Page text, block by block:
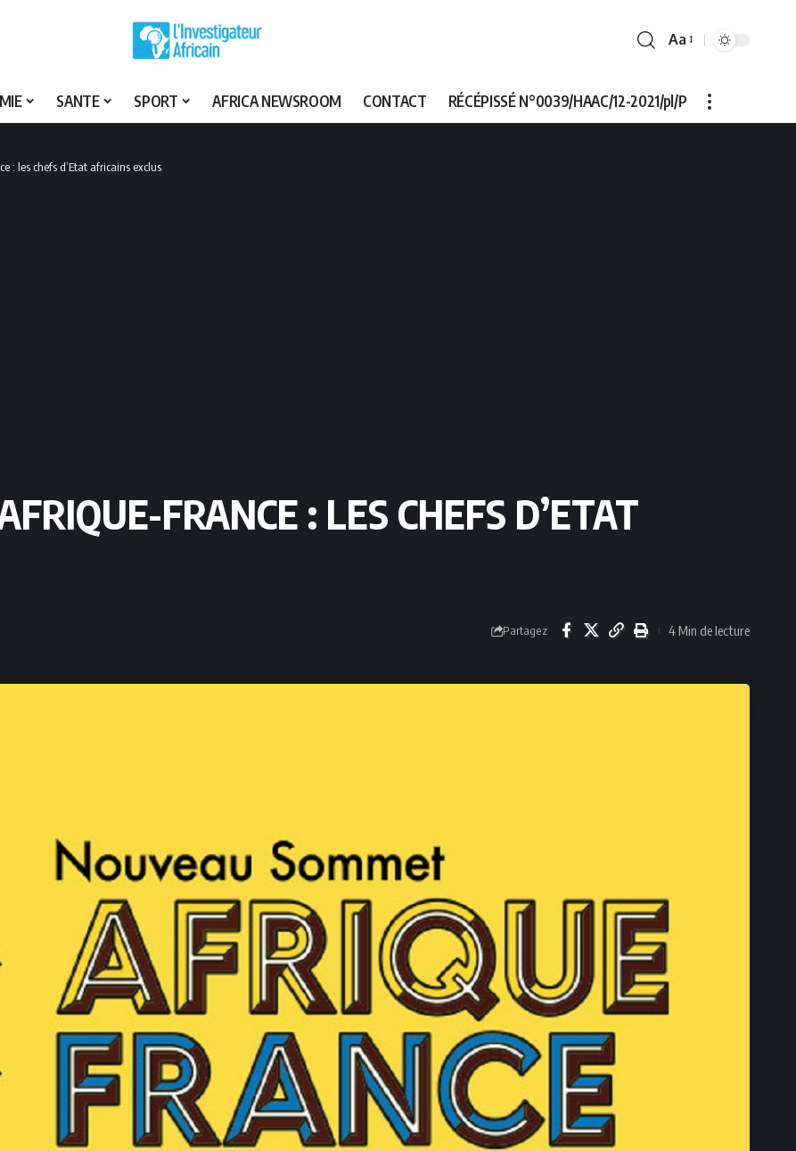
Font
Aa
SANTE SPORT AFRICA NEWSROOM CONTACT RÉCÉPISSÉ N°0039/HAAC/12-2021/pl/P
: les chefs d’Etat africains exclus
FRANCE : LES CHEFS D’ETAT
Partagez 4 Min de lecture